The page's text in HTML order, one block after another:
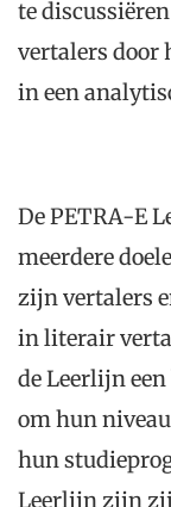
te
vertalers door
in een
De PETRA-E
meerdere
zijn vertalers
in literair
de Leerlijn
om hun
hun
Leerlijn zijn